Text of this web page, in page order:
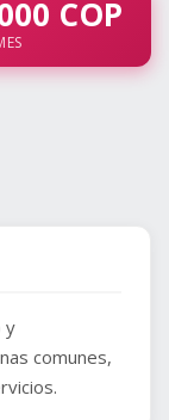
COP
y
comunes,